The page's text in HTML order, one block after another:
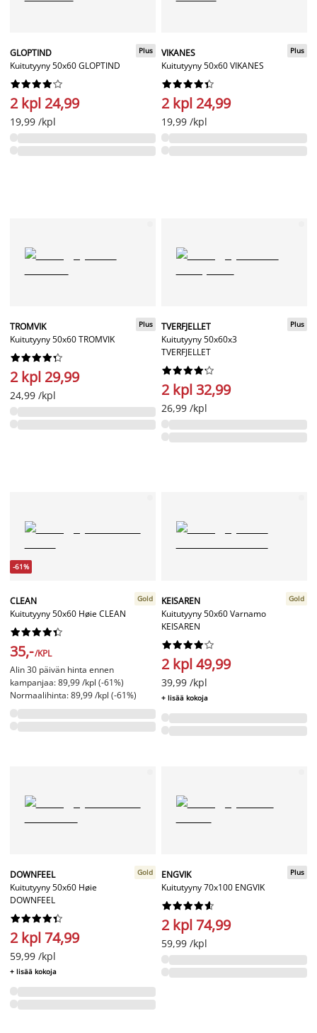
GLOPTIND
Kuitutyyny 50x60 GLOPTIND
Plus






2 kpl 24,99
19,99 /kpl
VIKANES
Kuitutyyny 50x60 VIKANES
Plus






2 kpl 24,99
19,99 /kpl
TROMVIK
Kuitutyyny 50x60 TROMVIK
Plus






2 kpl 29,99
24,99 /kpl
TVERFJELLET
Kuitutyyny 50x60x3
TVERFJELLET
Plus






2 kpl 32,99
26,99 /kpl
-61%
CLEAN
Kuitutyyny 50x60 Høie CLEAN
Gold






35,-/KPL
Alin 30 päivän hinta ennen
kampanjaa: 89,99 /kpl (-61%)
Normaalihinta: 89,99 /kpl (-61%)
KEISAREN
Kuitutyyny 50x60 Varnamo
KEISAREN
Gold






2 kpl 49,99
39,99 /kpl
+ lisää kokoja
DOWNFEEL
Kuitutyyny 50x60 Høie
DOWNFEEL
Gold






2 kpl 74,99
59,99 /kpl
+ lisää kokoja
ENGVIK
Kuitutyyny 70x100 ENGVIK
Plus






2 kpl 74,99
59,99 /kpl